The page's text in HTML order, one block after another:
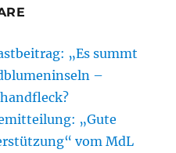
„Es summt
–
„Gute
vom MdL